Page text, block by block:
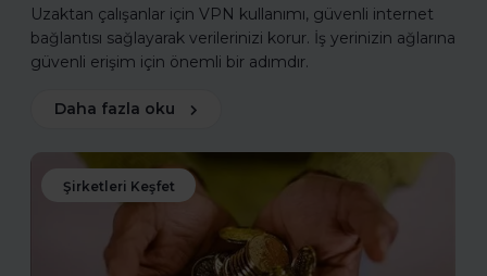
Uzaktan çalışanlar için VPN kullanımı, güvenli internet
bağlantısı sağlayarak verilerinizi korur. İş yerinizin ağlarına
güvenli erişim için önemli bir adımdır.
Daha fazla oku
Şirketleri Keşfet